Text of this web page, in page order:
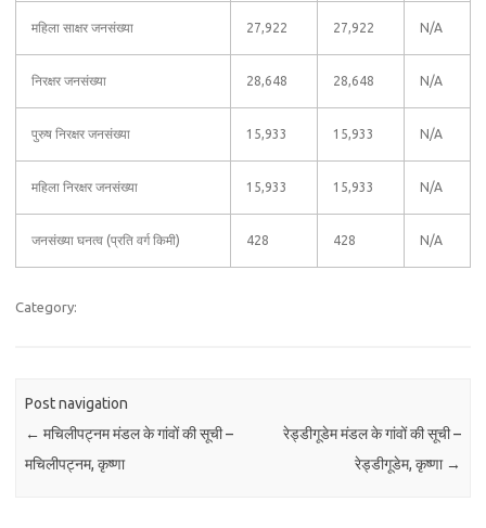
महिला साक्षर जनसंख्या 27,922 27,922 N/A
निरक्षर जनसंख्या 28,648 28,648 N/A
पुरुष निरक्षर जनसंख्या 15,933 15,933 N/A
महिला निरक्षर जनसंख्या 15,933 15,933 N/A
जनसंख्या घनत्व (प्रति वर्ग किमी) 428 428 N/A
Category:
Post navigation
← मचिलीपट्नम मंडल के गांवों की सूची –
मचिलीपट्नम, कृष्णा
रेड्डीगूडेम मंडल के गांवों की सूची –
रेड्डीगूडेम, कृष्णा →